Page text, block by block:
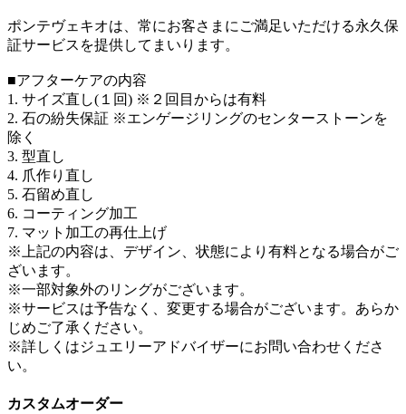
ポンテヴェキオは、常にお客さまにご満足いただける永久保
証サービスを提供してまいります。
■アフターケアの内容
1. サイズ直し(１回) ※２回目からは有料
2. 石の紛失保証 ※エンゲージリングのセンターストーンを
除く
3. 型直し
4. 爪作り直し
5. 石留め直し
6. コーティング加工
7. マット加工の再仕上げ
※上記の内容は、デザイン、状態により有料となる場合がご
ざいます。
※一部対象外のリングがございます。
※サービスは予告なく、変更する場合がございます。あらか
じめご了承ください。
※詳しくはジュエリーアドバイザーにお問い合わせくださ
い。
カスタムオーダー